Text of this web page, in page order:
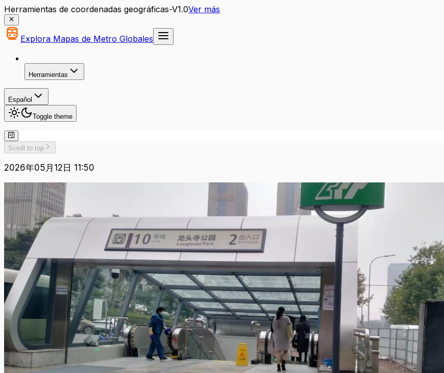
Herramientas de coordenadas geográficas-V1.0Ver más
Explora Mapas de Metro Globales
Herramientas
Español
Toggle theme
Scroll to top
2026年05月12日 11:50